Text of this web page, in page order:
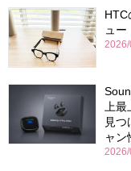
HTC
ュー
上最
見
ャン